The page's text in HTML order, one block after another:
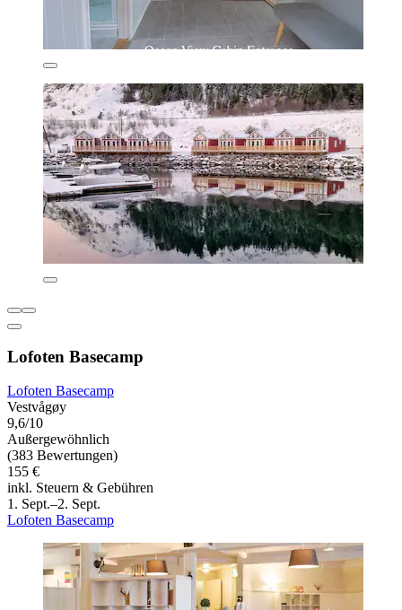
Lofoten Basecamp
Lofoten Basecamp
Vestvågøy
9,6/10
Außergewöhnlich
(383 Bewertungen)
155 €
inkl. Steuern & Gebühren
1. Sept.–2. Sept.
Lofoten Basecamp